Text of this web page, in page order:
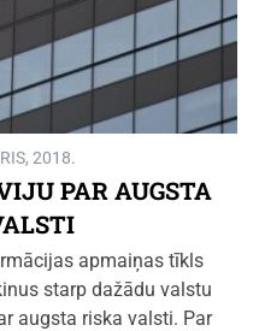
2018.
PAR AUGSTA
apmaiņas tīkls
starp dažādu valstu
augsta riska valsti. Par